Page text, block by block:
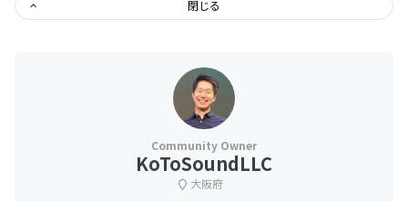
閉じる
KoToSoundLLC
大阪府